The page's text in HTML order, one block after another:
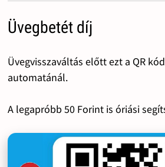
Üvegbetét díj
Üvegvisszaváltás előtt ezt a QR
automatánál.
A legapróbb 50 Forint is óriási